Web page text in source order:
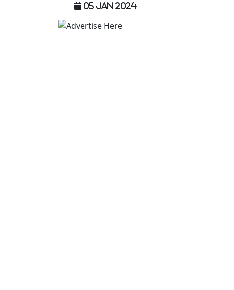
Wali Shayari
05 Jan 2024